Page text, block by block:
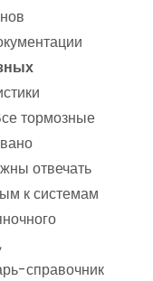
тормозные
отвечать
к системам
справочник